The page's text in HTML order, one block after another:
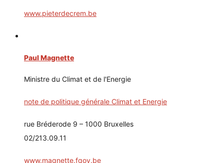
www.pieterdecrem.be
Paul Magnette
Ministre du Climat et de l'Energie
note de politique générale Climat et Energie
rue Bréderode 9 – 1000 Bruxelles
02/213.09.11
www.magnette.fgov.be